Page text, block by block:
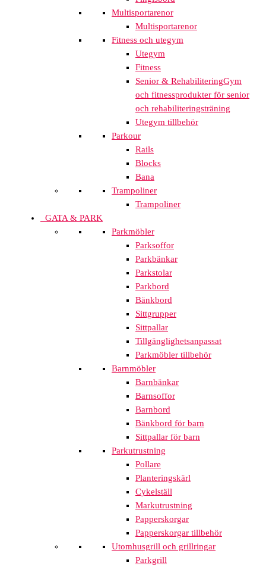
Multisportarenor
Multisportarenor
Fitness och utegym
Utegym
Fitness
Senior & RehabiliteringGym
och fitnessprodukter för senior
och rehabiliteringsträning
Utegym tillbehör
Parkour
Rails
Blocks
Bana
Trampoliner
Trampoliner
GATA & PARK
Parkmöbler
Parksoffor
Parkbänkar
Parkstolar
Parkbord
Bänkbord
Sittgrupper
Sittpallar
Tillgänglighetsanpassat
Parkmöbler tillbehör
Barnmöbler
Barnbänkar
Barnsoffor
Barnbord
Bänkbord för barn
Sittpallar för barn
Parkutrustning
Pollare
Planteringskärl
Cykelställ
Markutrustning
Papperskorgar
Papperskorgar tillbehör
Utomhusgrill och grillringar
Parkgrill